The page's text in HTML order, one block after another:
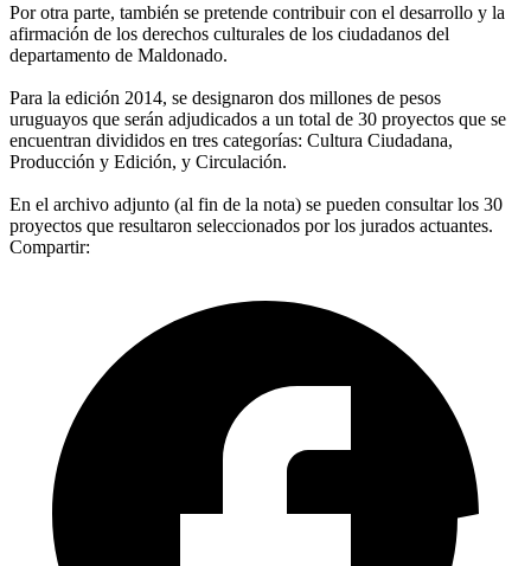
Por otra parte, también se pretende contribuir con el desarrollo y la
afirmación de los derechos culturales de los ciudadanos del
departamento de Maldonado.
Para la edición 2014, se designaron dos millones de pesos
uruguayos que serán adjudicados a un total de 30 proyectos que se
encuentran divididos en tres categorías: Cultura Ciudadana,
Producción y Edición, y Circulación.
En el archivo adjunto (al fin de la nota) se pueden consultar los 30
proyectos que resultaron seleccionados por los jurados actuantes.
Compartir: